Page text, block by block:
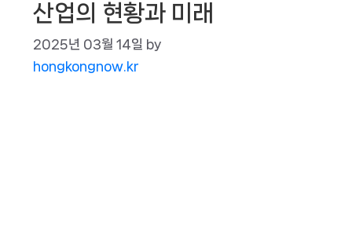
산업의 현황과 미래
2025년 03월 14일 by
hongkongnow.kr